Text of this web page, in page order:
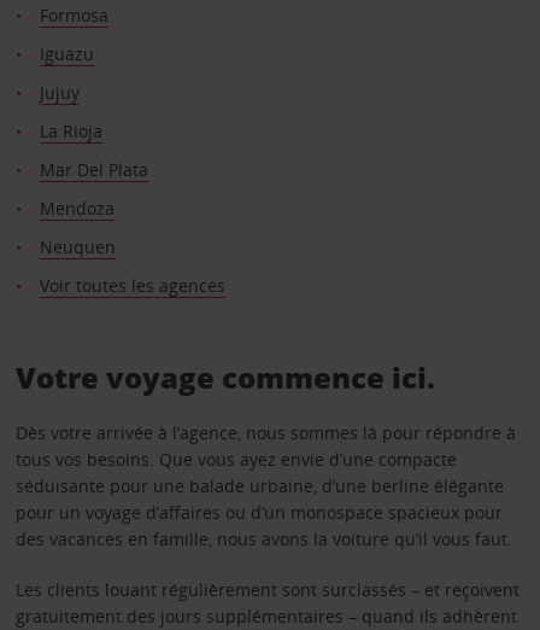
Formosa
Iguazu
Jujuy
La Rioja
Mar Del Plata
Mendoza
Neuquen
Voir toutes les agences
Votre voyage commence ici.
Dès votre arrivée à l’agence, nous sommes là pour répondre à
tous vos besoins. Que vous ayez envie d’une compacte
séduisante pour une balade urbaine, d’une berline élégante
pour un voyage d’affaires ou d’un monospace spacieux pour
des vacances en famille, nous avons la voiture qu’il vous faut.
Les clients louant régulièrement sont surclassés – et reçoivent
gratuitement des jours supplémentaires – quand ils adhèrent